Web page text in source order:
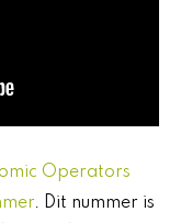
Operators
. Dit nummer is